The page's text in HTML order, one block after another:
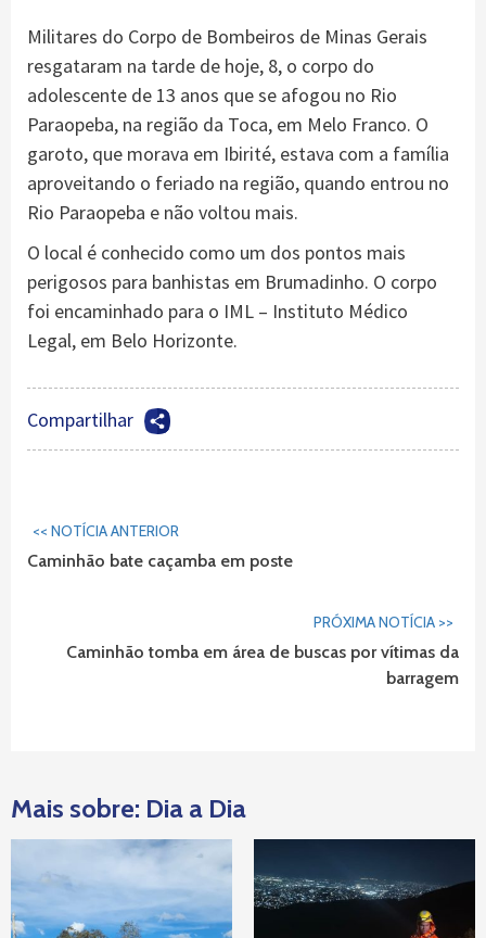
Militares do Corpo de Bombeiros de Minas Gerais
resgataram na tarde de hoje, 8, o corpo do
adolescente de 13 anos que se afogou no Rio
Paraopeba, na região da Toca, em Melo Franco. O
garoto, que morava em Ibirité, estava com a família
aproveitando o feriado na região, quando entrou no
Rio Paraopeba e não voltou mais.
O local é conhecido como um dos pontos mais
perigosos para banhistas em Brumadinho. O corpo
foi encaminhado para o IML – Instituto Médico
Legal, em Belo Horizonte.
Compartilhar
Continuar
Lendo...
<< NOTÍCIA ANTERIOR
Caminhão bate caçamba em poste
PRÓXIMA NOTÍCIA >>
Caminhão tomba em área de buscas por vítimas da
barragem
Mais sobre: Dia a Dia